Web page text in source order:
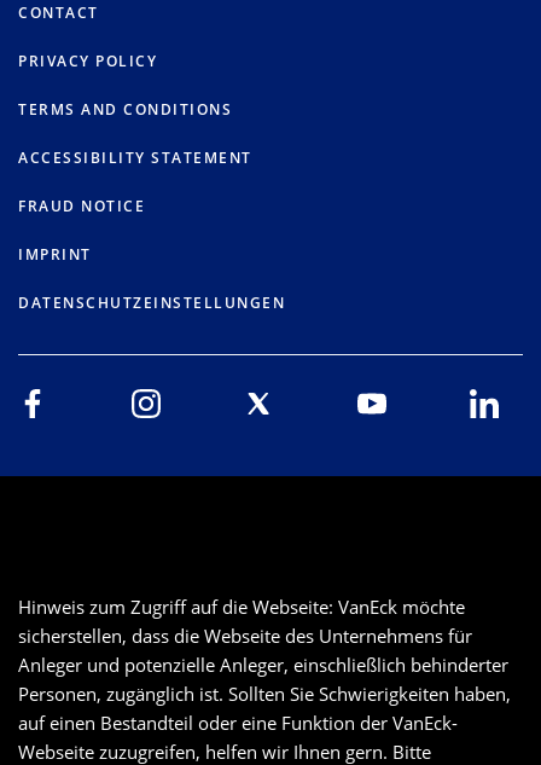
CONTACT
PRIVACY POLICY
TERMS AND CONDITIONS
ACCESSIBILITY STATEMENT
FRAUD NOTICE
IMPRINT
DATENSCHUTZEINSTELLUNGEN
Hinweis zum Zugriff auf die Webseite: VanEck möchte
sicherstellen, dass die Webseite des Unternehmens für
Anleger und potenzielle Anleger, einschließlich behinderter
Personen, zugänglich ist. Sollten Sie Schwierigkeiten haben,
auf einen Bestandteil oder eine Funktion der VanEck-
Webseite zuzugreifen, helfen wir Ihnen gern. Bitte